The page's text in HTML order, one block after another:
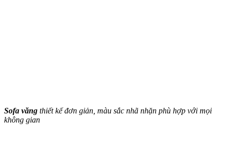
Sofa văng thiết kế đơn giản, màu sắc nhã nhặn phù hợp với mọi
không gian